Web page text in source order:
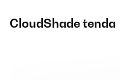
CloudShade tenda